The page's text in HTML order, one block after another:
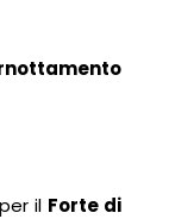
il Forte di